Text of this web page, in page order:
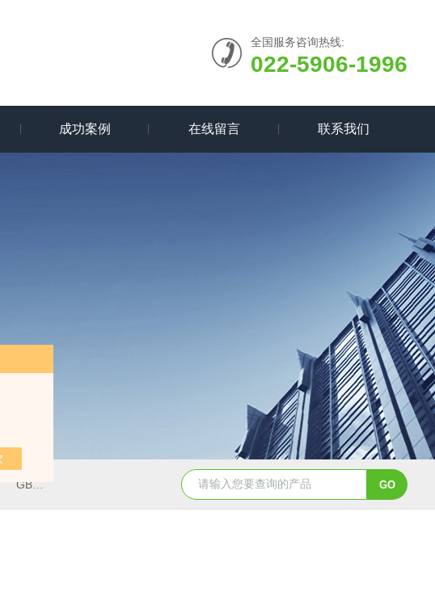
全国服务咨询热线:
022-5906-1996
成功案例 在线留言 联系我们
GBW07342(GPt-10)铂族金属 GBW07341(GPt-9)铂族金属